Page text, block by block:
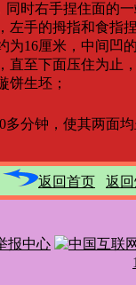
时右手捏住面的
手的拇指和食指
16厘米，中间凹
至下面压住为止
生坯；
多分钟，使其两面
返回首页 返
报中心